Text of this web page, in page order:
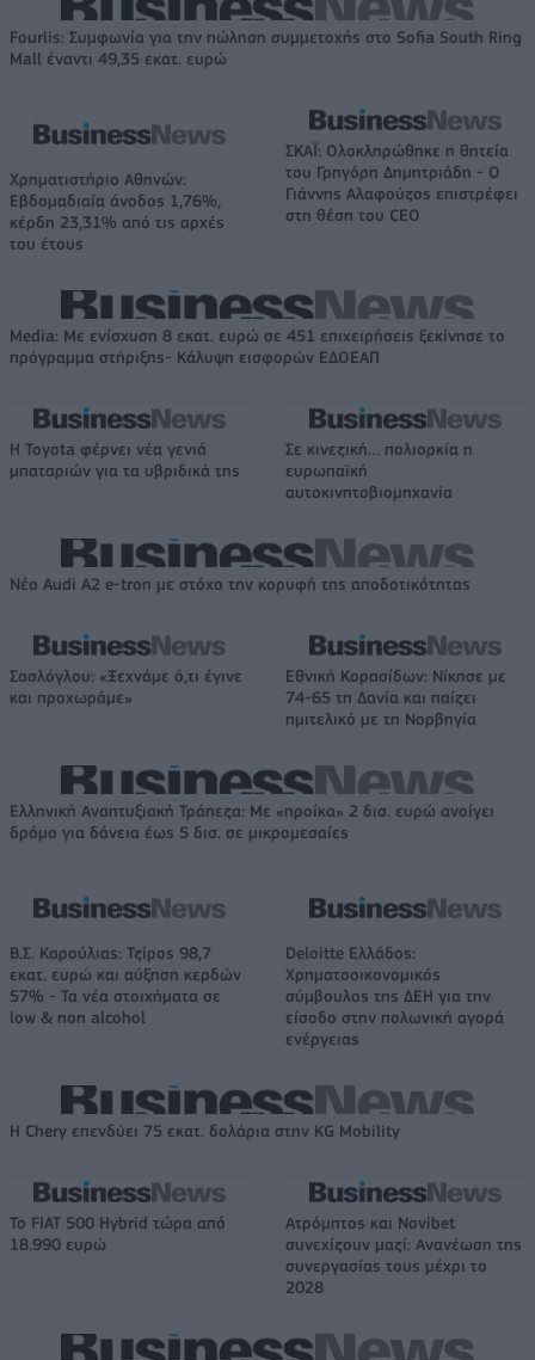
Fourlis: Συμφωνία για την πώληση συμμετοχής στο Sofia South Ring
Mall έναντι 49,35 εκατ. ευρώ
Χρηματιστήριο Αθηνών:
Εβδομαδιαία άνοδος 1,76%,
κέρδη 23,31% από τις αρχές
του έτους
ΣΚΑΪ: Ολοκληρώθηκε η θητεία
του Γρηγόρη Δημητριάδη - Ο
Γιάννης Αλαφούζος επιστρέφει
στη θέση του CEO
Media: Με ενίσχυση 8 εκατ. ευρώ σε 451 επιχειρήσεις ξεκίνησε το
πρόγραμμα στήριξης- Κάλυψη εισφορών ΕΔΟΕΑΠ
Η Toyota φέρνει νέα γενιά
μπαταριών για τα υβριδικά της
Σε κινεζική… πολιορκία η
ευρωπαϊκή
αυτοκινητοβιομηχανία
Νέο Audi A2 e-tron με στόχο την κορυφή της αποδοτικότητας
Σασλόγλου: «Ξεχνάμε ό,τι έγινε
και προχωράμε»
Εθνική Κορασίδων: Νίκησε με
74-65 τη Δανία και παίζει
ημιτελικό με τη Νορβηγία
Ελληνική Αναπτυξιακή Τράπεζα: Με «προίκα» 2 δισ. ευρώ ανοίγει
δρόμο για δάνεια έως 5 δισ. σε μικρομεσαίες
Β.Σ. Καρούλιας: Τζίρος 98,7
εκατ. ευρώ και αύξηση κερδών
57% - Τα νέα στοιχήματα σε
low & non alcohol
Deloitte Ελλάδος:
Χρηματοοικονομικός
σύμβουλος της ΔΕΗ για την
είσοδο στην πολωνική αγορά
ενέργειας
Η Chery επενδύει 75 εκατ. δολάρια στην KG Mobility
Το FIAT 500 Hybrid τώρα από
18.990 ευρώ
Ατρόμητος και Novibet
συνεχίζουν μαζί: Ανανέωση της
συνεργασίας τους μέχρι το
2028